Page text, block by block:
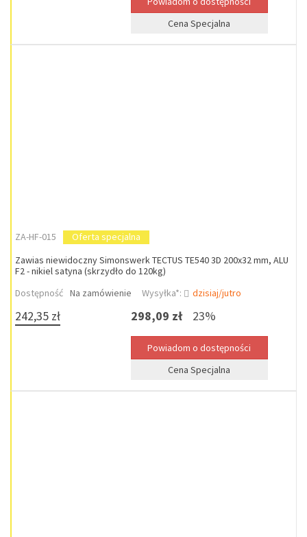
Cena Specjalna
ZA-HF-015
Oferta specjalna
Zawias niewidoczny Simonswerk TECTUS TE540 3D 200x32 mm, ALU
F2 - nikiel satyna (skrzydło do 120kg)
Dostępność Na zamówienie Wysyłka*: dzisiaj/jutro
242,35 zł 298,09 zł 23%
Cena Specjalna